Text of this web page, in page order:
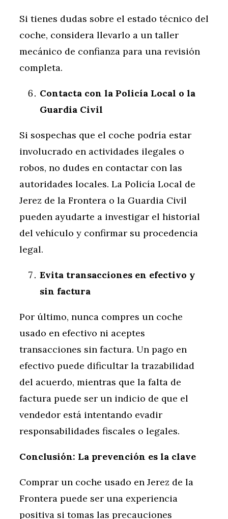
Si tienes dudas sobre el estado técnico del
coche, considera llevarlo a un taller
mecánico de confianza para una revisión
completa.
Contacta con la Policía Local o la
Guardia Civil
Si sospechas que el coche podría estar
involucrado en actividades ilegales o
robos, no dudes en contactar con las
autoridades locales. La Policía Local de
Jerez de la Frontera o la Guardia Civil
pueden ayudarte a investigar el historial
del vehículo y confirmar su procedencia
legal.
Evita transacciones en efectivo y
sin factura
Por último, nunca compres un coche
usado en efectivo ni aceptes
transacciones sin factura. Un pago en
efectivo puede dificultar la trazabilidad
del acuerdo, mientras que la falta de
factura puede ser un indicio de que el
vendedor está intentando evadir
responsabilidades fiscales o legales.
Conclusión: La prevención es la clave
Comprar un coche usado en Jerez de la
Frontera puede ser una experiencia
positiva si tomas las precauciones